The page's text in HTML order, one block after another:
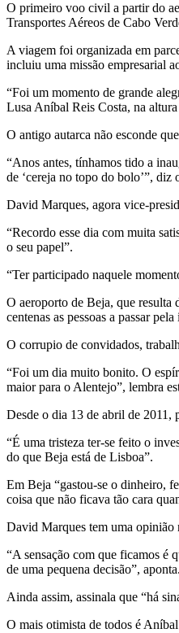
O primeiro voo civil a partir do
Transportes Aéreos de Cabo
A viagem foi organizada em
incluiu uma missão empresarial
“Foi um momento de grande
Lusa Aníbal Reis Costa, na
O antigo autarca não esconde
“Anos antes, tínhamos tido a
de ‘cereja no topo do bolo’”,
David Marques, agora vice-
“Recordo esse dia com muita
o seu papel”.
“Ter participado naquele
O aeroporto de Beja, que
centenas as pessoas a passar
O corrupio de convidados,
“Foi um dia muito bonito. O
maior para o Alentejo”, lembra
Desde o dia 13 de abril de 2011,
“É uma tristeza ter-se feito o
do que Beja está de Lisboa”.
Em Beja “gastou-se o dinheiro,
coisa que não ficava tão cara
David Marques tem uma opinião
“A sensação com que ficamos é
de uma pequena decisão”, aponta.
Ainda assim, assinala que “há
O mais otimista de todos é